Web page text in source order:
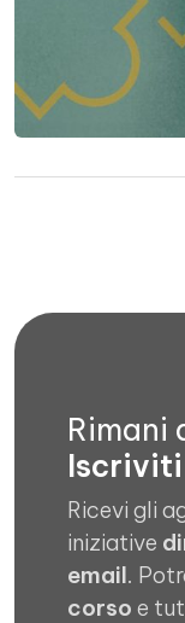
Rimani
Ricevi gli
iniziative
email.
corso e